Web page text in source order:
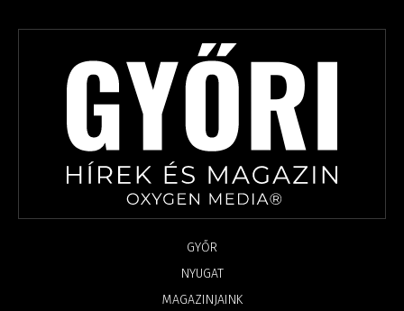
GYŐR
NYUGAT
MAGAZINJAINK